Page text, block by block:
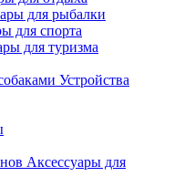
для рыбалки
для спорта
для туризма
Устройства
Аксессуары для